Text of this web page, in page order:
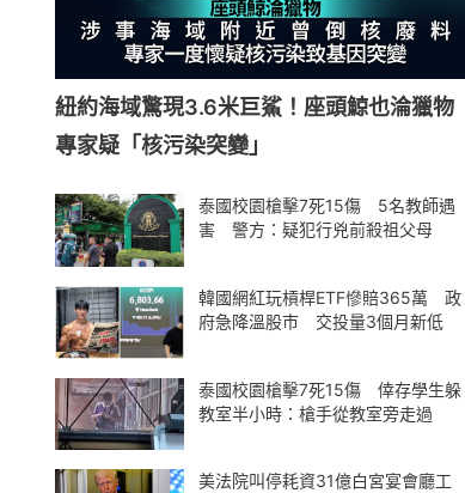
紐約海域驚現3.6米巨鯊！座頭鯨也淪獵物
專家疑「核污染突變」
泰國校園槍擊7死15傷 5名教師遇
害 警方：疑犯行兇前殺祖父母
韓國網紅玩槓桿ETF慘賠365萬 政
府急降溫股市 交投量3個月新低
泰國校園槍擊7死15傷 倖存學生躲
教室半小時：槍手從教室旁走過
美法院叫停耗資31億白宮宴會廳工